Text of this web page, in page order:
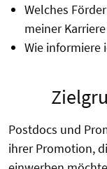
Welches
meiner
Wie informiere
Postdocs und
ihrer Promotion,